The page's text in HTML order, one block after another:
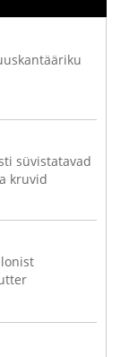
süvistatavad
kruvid